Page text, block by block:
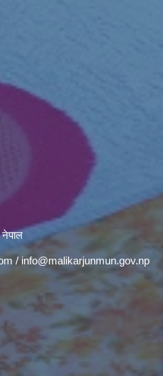
/info@malikarjunmun.gov.np